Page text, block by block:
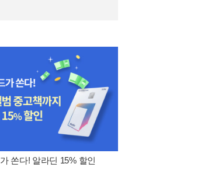
쏜다! 알라딘 15% 할인